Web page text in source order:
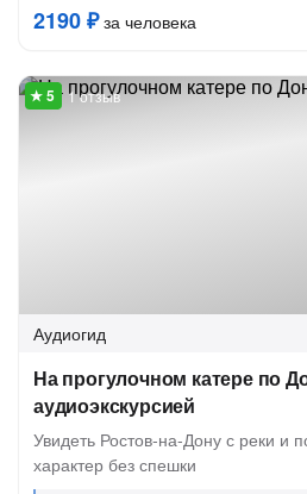
2190 ₽за человека
1 отзыв
Аудиогид
На прогулочном катере по
аудиоэкскурсией
Увидеть Ростов-на-Дону с реки и
характер без спешки